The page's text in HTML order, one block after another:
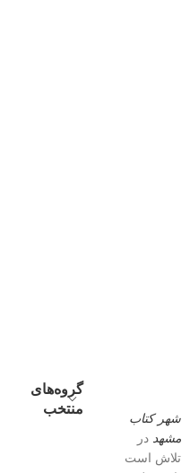
شهر کتاب
مشهد در
تلاش است
گروه‌های
منتخب